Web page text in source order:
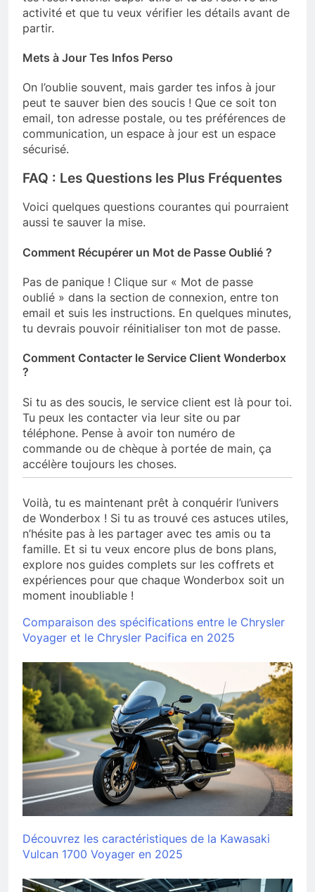
activité et que tu veux vérifier les détails avant de
partir.
Mets à Jour Tes Infos Perso
On l’oublie souvent, mais garder tes infos à jour
peut te sauver bien des soucis ! Que ce soit ton
email, ton adresse postale, ou tes préférences de
communication, un espace à jour est un espace
sécurisé.
FAQ : Les Questions les Plus Fréquentes
Voici quelques questions courantes qui pourraient
aussi te sauver la mise.
Comment Récupérer un Mot de Passe Oublié ?
Pas de panique ! Clique sur « Mot de passe
oublié » dans la section de connexion, entre ton
email et suis les instructions. En quelques minutes,
tu devrais pouvoir réinitialiser ton mot de passe.
Comment Contacter le Service Client Wonderbox
?
Si tu as des soucis, le service client est là pour toi.
Tu peux les contacter via leur site ou par
téléphone. Pense à avoir ton numéro de
commande ou de chèque à portée de main, ça
accélère toujours les choses.
Voilà, tu es maintenant prêt à conquérir l’univers
de Wonderbox ! Si tu as trouvé ces astuces utiles,
n’hésite pas à les partager avec tes amis ou ta
famille. Et si tu veux encore plus de bons plans,
explore nos guides complets sur les coffrets et
expériences pour que chaque Wonderbox soit un
moment inoubliable !
Comparaison des spécifications entre le Chrysler
Voyager et le Chrysler Pacifica en 2025
Découvrez les caractéristiques de la Kawasaki
Vulcan 1700 Voyager en 2025